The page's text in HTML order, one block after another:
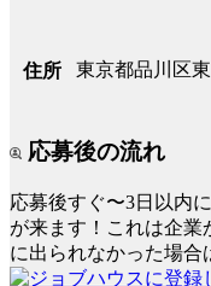
住所 東京都品川区
応募後の流れ
応募後すぐ〜3日以内に
が来ます！これは企
に出られなかった場合